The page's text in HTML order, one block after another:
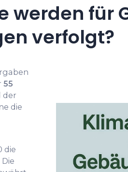
werden für
verfolgt?
55
der
die
die